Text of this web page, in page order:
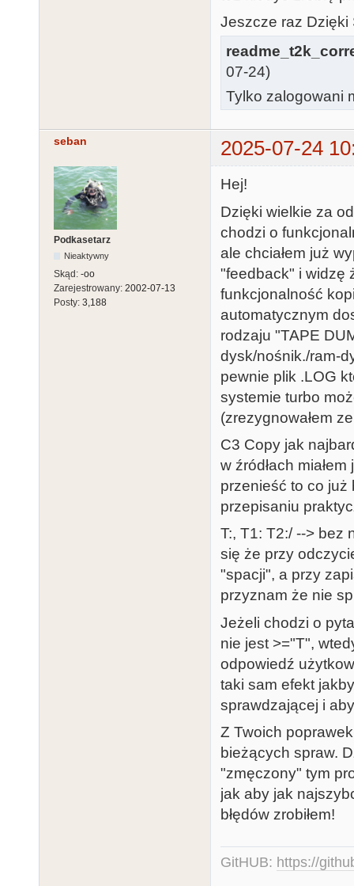
Jeszcze raz Dzięki
07-24)
Tylko zalogowani
seban 2025-07-24
Podkasetarz
Nieaktywny
Skąd: -oo
Zarejestrowany: 2002-07-13
Posty: 3,188
Hej!
Dzięki wielkie za
chodzi o
ale chciałem już
"feedback" i widzę
funkcjonalność
automatycznym
rodzaju "TAPE
dysk/nośnik./ram-
pewnie plik .LOG
systemie turbo
(zrezygnowałem
C3 Copy jak
w źródłach
przenieść to co już
przepisaniu
T:, T1: T2:/ --> bez
się że przy
"spacji", a przy
przyznam że nie
Jeżeli chodzi o
nie jest >="T",
odpowiedź
taki sam efekt
sprawdzającej i
Z Twoich
bieżących spraw.
"zmęczony" tym
jak aby jak
błędów zrobiłem!
GitHUB: https://